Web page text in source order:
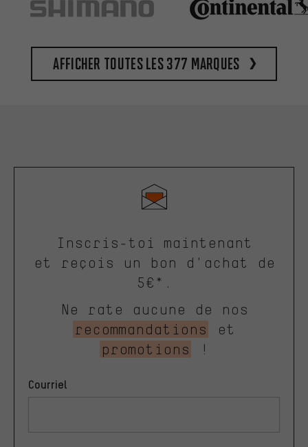
Afficher toutes les 377 marques
Inscris-toi maintenant
et reçois un bon d'achat de
5€*.
Ne rate aucune de nos
recommandations
et
promotions
!
Courriel